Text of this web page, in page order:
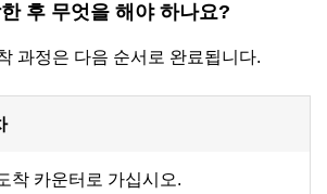
후 무엇을 해야 하나요?
과정은 다음 순서로 완료됩니다.
착 카운터로 가십시오.